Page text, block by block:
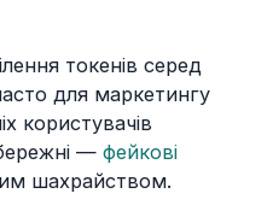
токенів серед
для маркетингу
користувачів
—фейкові
шахрайством.